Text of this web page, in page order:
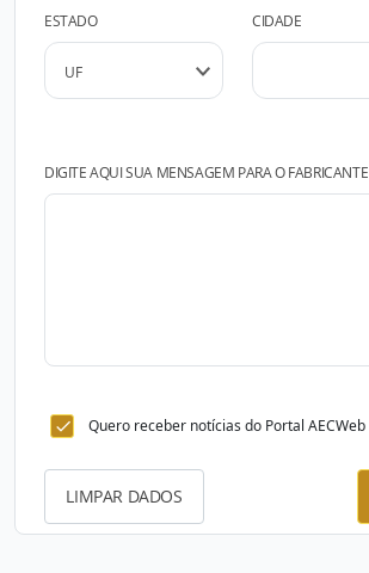
ESTADO CIDADE
DIGITE AQUI SUA MENSAGEM PARA O FABRICANTE
Quero receber notícias do Portal AECWeb
LIMPAR DADOS